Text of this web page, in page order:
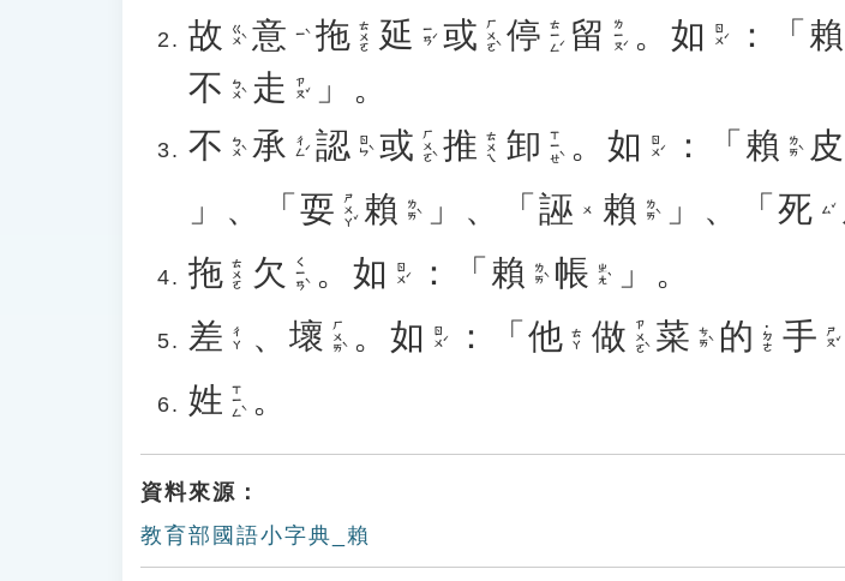
故 ㄍㄨˋ 意 ㄧˋ 拖 ㄊㄨㄛ 延 ㄧㄢˊ 或 ㄏㄨㄛˋ 停 ㄊㄧㄥˊ 留 ㄌㄧㄡˊ 。 如 ㄖㄨˊ ：「 賴
不 ㄅㄨˋ 走 ㄗㄡˇ
」。
不 ㄅㄨˋ 承 ㄔㄥˊ 認 ㄖㄣˋ 或 ㄏㄨㄛˋ 推 ㄊㄨㄟ 卸 ㄒㄧㄝˋ 。 如 ㄖㄨˊ ：「 賴 ㄌㄞˋ 皮
」、「 耍 ㄕㄨㄚˇ 賴 ㄌㄞˋ 」、「 誣 ㄨ 賴 ㄌㄞˋ 」、「 死 ㄙˇ
拖 ㄊㄨㄛ 欠 ㄑㄧㄢˋ 。 如 ㄖㄨˊ ：「 賴 ㄌㄞˋ 帳 ㄓㄤˋ
」。
差 ㄔㄚ 、 壞 ㄏㄨㄞˋ 。 如 ㄖㄨˊ ：「 他 ㄊㄚ 做 ㄗㄨㄛˋ 菜 ㄘㄞˋ 的 ˙ㄉㄜ 手 ㄕㄡˇ
姓 ㄒㄧㄥˋ 。
資料來源：
教育部國語小字典_賴